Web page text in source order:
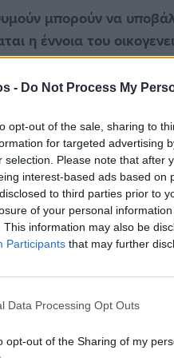
- Do Not Process My
opt-out of the sale, sharing to
for targeted advertising
selection. Please note that after
interest-based ads based
to third parties prior to
of your personal
This information may also be
Participants that may further
Data Processing Opt Outs
opt-out of the Sharing of my
μπορούν να
η έννοια του
καθώς τα
Επίσης, δεν υπάρχει η
του άλλου
μπορούν να
2022 στο μητρώο της
στα στοιχεία
θα πρέπει να τα
Viber ομάδαμας και